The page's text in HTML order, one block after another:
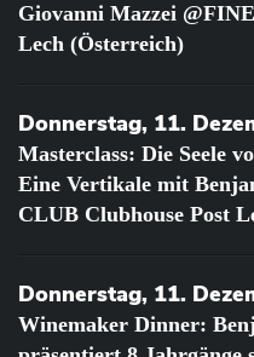
Giovanni Mazzei
Lech (Österreich)
Donnerstag, 11.
Masterclass: Die Seele
Eine Vertikale mit
CLUB Clubhouse Post
Donnerstag, 11.
Winemaker Dinner: